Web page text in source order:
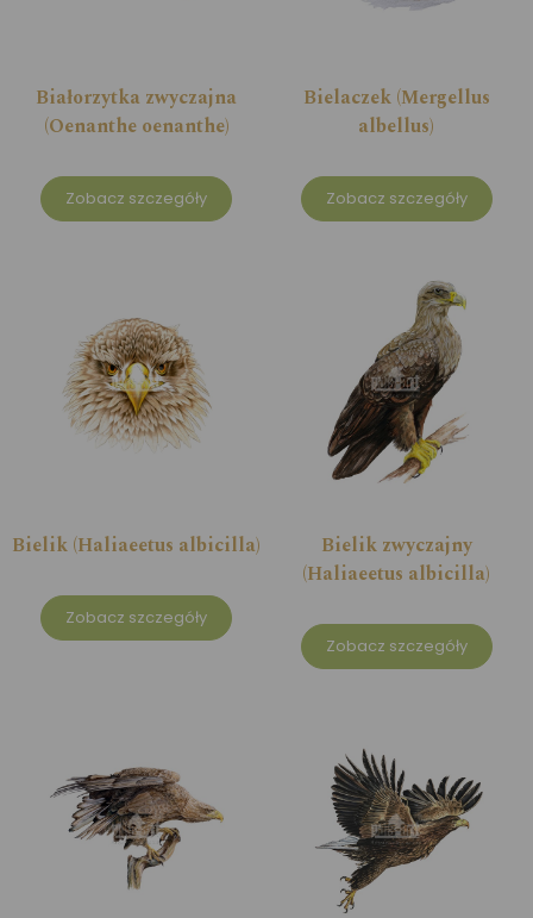
Białorzytka zwyczajna
(Oenanthe oenanthe)
Zobacz szczegóły
Bielaczek (Mergellus
albellus)
Zobacz szczegóły
Bielik (Haliaeetus albicilla)
Zobacz szczegóły
Bielik zwyczajny
(Haliaeetus albicilla)
Zobacz szczegóły